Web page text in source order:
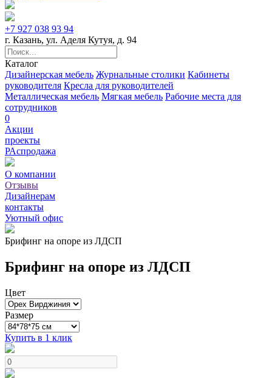
+7 927 038 93 94
г. Казань, ул. Аделя Кутуя, д. 94
Каталог
Дизайнерская мебель Журнальные столики Кабинеты
руководителя Кресла для руководителей
Металлическая мебель Мягкая мебель Рабочие места для
сотрудников
0
Акции
проекты
РАспродажа
О компании
Отзывы
Дизайнерам
контакты
Уютный офис
Брифинг на опоре из ЛДСП
Брифинг на опоре из ЛДСП
Цвет
Размер
Купить в 1 клик